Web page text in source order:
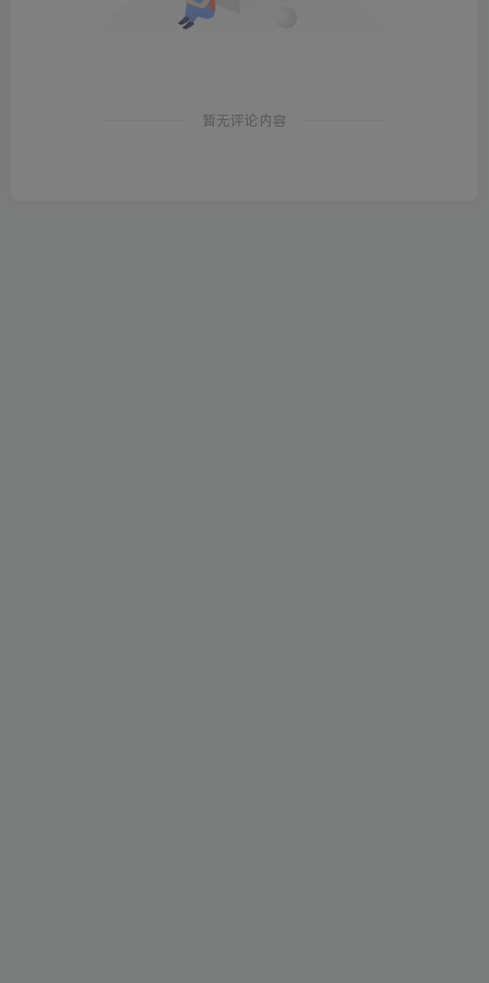
暂无评论内容